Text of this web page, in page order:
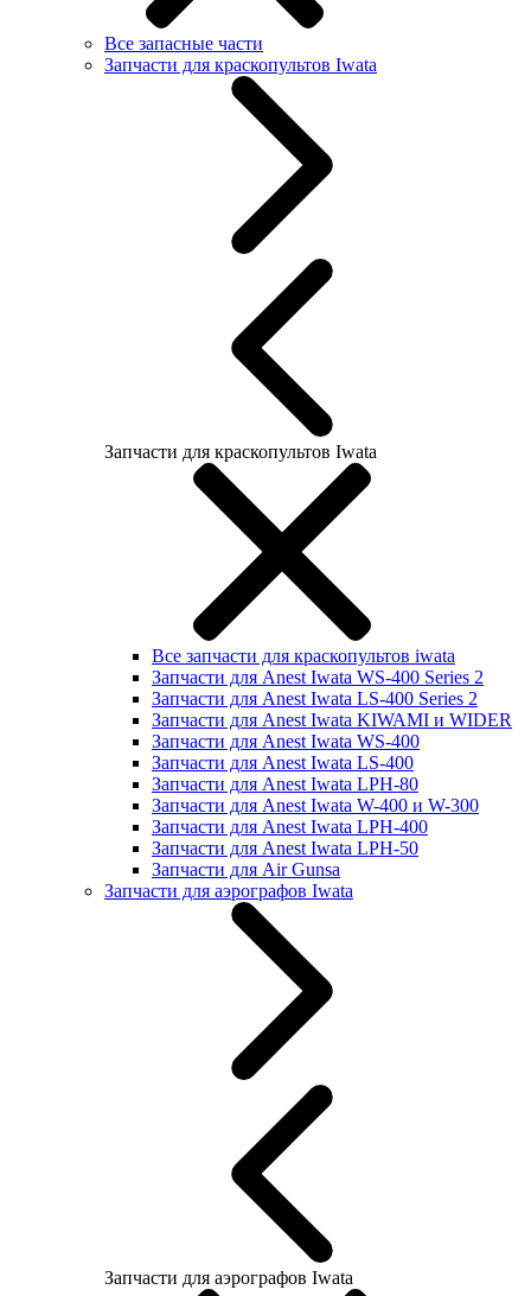
Все запасные части
Запчасти для краскопультов Iwata
Запчасти для краскопультов Iwata
Все запчасти для краскопультов iwata
Запчасти для Anest Iwata WS-400 Series 2
Запчасти для Anest Iwata LS-400 Series 2
Запчасти для Anest Iwata KIWAMI и WIDER
Запчасти для Anest Iwata WS-400
Запчасти для Anest Iwata LS-400
Запчасти для Anest Iwata LPH-80
Запчасти для Anest Iwata W-400 и W-300
Запчасти для Anest Iwata LPH-400
Запчасти для Anest Iwata LPH-50
Запчасти для Air Gunsa
Запчасти для аэрографов Iwata
Запчасти для аэрографов Iwata